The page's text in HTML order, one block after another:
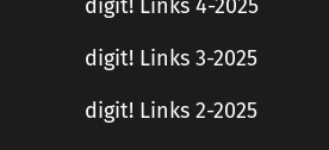
digit! Links 4-2025
digit! Links 3-2025
digit! Links 2-2025